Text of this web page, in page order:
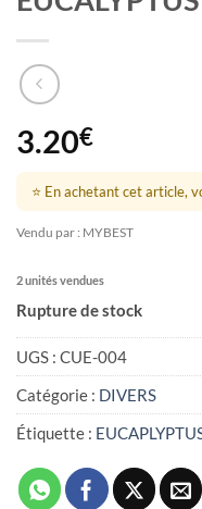
3.20€
⭐ En achetant cet article,
Vendu par : MYBEST
2 unités vendues
Rupture de stock
UGS : CUE-004
Catégorie : DIVERS
Étiquette :